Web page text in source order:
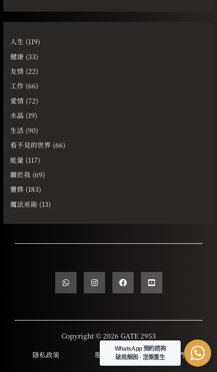
人生 (119)
健康 (33)
友情 (22)
工作 (66)
愛情 (72)
水晶 (19)
生活 (90)
看不見的世界 (66)
能量 (117)
關於我 (69)
靈修 (183)
魔法巫術 (13)
Copyright © 2026 GATE 2953
隱私政策
服務條款 聯繫我們
WhatsApp 預約諮詢
破局解困 · 涅槃重生